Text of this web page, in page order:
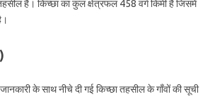
है। किच्छा का कुल क्षेत्रफल 458 वर्ग किमी है जिसमें
के साथ नीचे दी गई किच्छा तहसील के गाँवों की सूची